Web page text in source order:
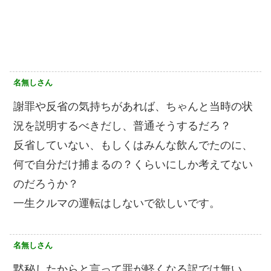
名無しさん
謝罪や反省の気持ちがあれば、ちゃんと当時の状
況を説明するべきだし、普通そうするだろ？
反省していない、もしくはみんな飲んでたのに、
何で自分だけ捕まるの？くらいにしか考えてない
のだろうか？
一生クルマの運転はしないで欲しいです。
名無しさん